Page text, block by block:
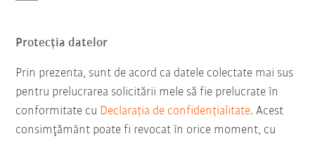
Protecţia datelor
Prin prezenta, sunt de acord ca datele colectate mai sus
pentru prelucrarea solicitării mele să fie prelucrate în
conformitate cu Declarația de confidențialitate. Acest
consimţământ poate fi revocat în orice moment, cu